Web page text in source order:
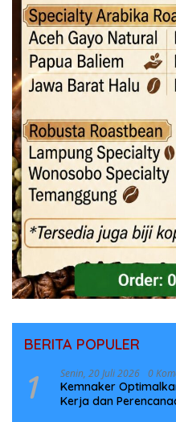
BERITA POPULER
1 Senin, 20 Juli 2026 0
Kemnaker
Kerja dan